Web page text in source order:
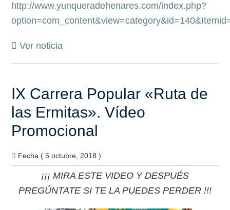
http://www.yunqueradehenares.com/index.php?
Ver noticia
IX Carrera Popular «Ruta de
las Ermitas». Vídeo
Promocional
Fecha ( 5 octubre, 2018 )
¡¡¡ MIRA ESTE VIDEO Y DESPUÉS
PREGÚNTATE SI TE LA PUEDES PERDER !!!